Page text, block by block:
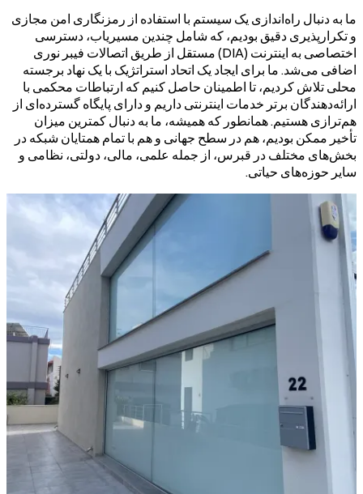
ما به دنبال راه‌اندازی یک سیستم با استفاده از رمزنگاری امن مجازی
و تکرارپذیری دقیق بودیم، که شامل چندین مسیریاب، دسترسی
اختصاصی به اینترنت (DIA) مستقل از طریق اتصالات فیبر نوری
اضافی می‌شد. ما برای ایجاد یک اتحاد استراتژیک با یک نهاد برجسته
محلی تلاش کردیم، تا اطمینان حاصل کنیم که ارتباطات محکمی با
ارائه‌دهندگان برتر خدمات اینترنتی داریم و دارای پایگاه گسترده‌ای از
هم‌ترازی هستیم. همانطور که همیشه، ما به دنبال کمترین میزان
تأخیر ممکن بودیم، هم در سطح جهانی و هم با تمام همتایان شبکه در
بخش‌های مختلف در قبرس، از جمله علمی، مالی، دولتی، نظامی و
سایر حوزه‌های حیاتی.